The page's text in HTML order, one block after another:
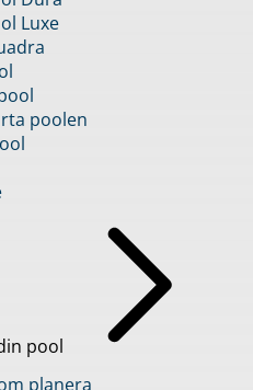
Luxe
poolen
pool
planera